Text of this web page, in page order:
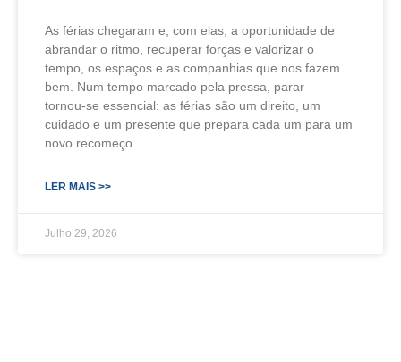
As férias chegaram e, com elas, a oportunidade de
abrandar o ritmo, recuperar forças e valorizar o
tempo, os espaços e as companhias que nos fazem
bem. Num tempo marcado pela pressa, parar
tornou‑se essencial: as férias são um direito, um
cuidado e um presente que prepara cada um para um
novo recomeço.
LER MAIS >>
Julho 29, 2026